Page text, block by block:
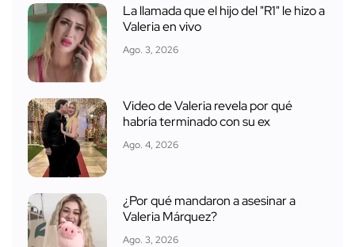
La llamada que el hijo del "R1" le hizo a
Valeria en vivo
Ago. 3, 2026
Video de Valeria revela por qué
habría terminado con su ex
Ago. 4, 2026
¿Por qué mandaron a asesinar a
Valeria Márquez?
Ago. 3, 2026